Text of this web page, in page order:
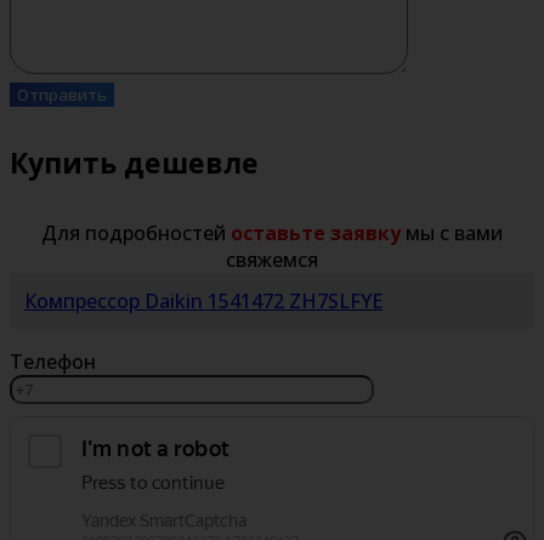
Отправить
Купить дешевле
Для подробностей оставьте заявку мы с вами
свяжемся
Компрессор Daikin 1541472 ZH7SLFYE
Телефон
Я согласен на обработку персональных данных